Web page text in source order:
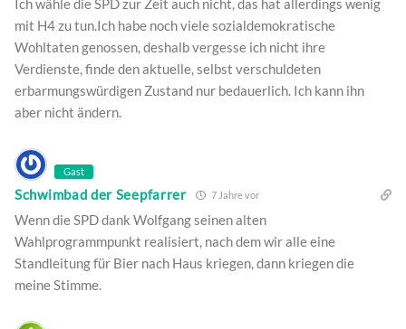
Ich wähle die SPD zur Zeit auch nicht, das hat allerdings wenig
mit H4 zu tun.Ich habe noch viele sozialdemokratische
Wohltaten genossen, deshalb vergesse ich nicht ihre
Verdienste, finde den aktuelle, selbst verschuldeten
erbarmungswürdigen Zustand nur bedauerlich. Ich kann ihn
aber nicht ändern.
Gast
Schwimbad der Seepfarrer 7 Jahre vor
Wenn die SPD dank Wolfgang seinen alten
Wahlprogrammpunkt realisiert, nach dem wir alle eine
Standleitung für Bier nach Haus kriegen, dann kriegen die
meine Stimme.